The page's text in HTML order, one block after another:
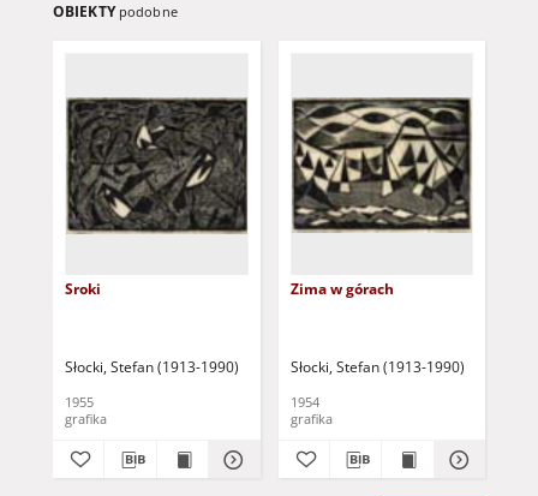
OBIEKTY podobne
Sroki
Słocki, Stefan (1913-1990)
1955
grafika
Zima w górach
Słocki, Stefan (1913-1990)
1954
grafika